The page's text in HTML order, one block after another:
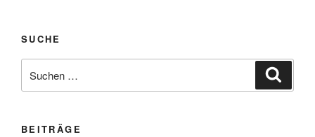
SUCHE
nach:
BEITRÄGE